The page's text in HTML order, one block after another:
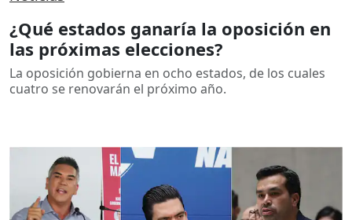
¿Qué estados ganaría la oposición en
las próximas elecciones?
La oposición gobierna en ocho estados, de los cuales
cuatro se renovarán el próximo año.